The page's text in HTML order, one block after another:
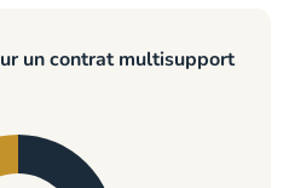
un contrat multisupport